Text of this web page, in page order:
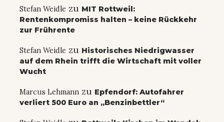
Stefan Weidle zu MIT Rottweil:
Rentenkompromiss halten – keine Rückkehr
zur Frührente
Stefan Weidle zu Historisches Niedrigwasser
auf dem Rhein trifft die Wirtschaft mit voller
Wucht
Marcus Lehmann zu Epfendorf: Autofahrer
verliert 500 Euro an „Benzinbettler“